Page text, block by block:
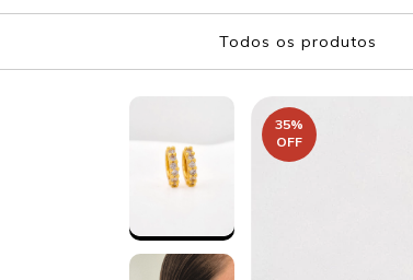
Todos os produtos
35%
OFF